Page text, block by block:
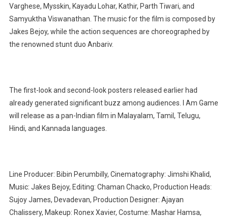
Varghese, Mysskin, Kayadu Lohar, Kathir, Parth Tiwari, and
Samyuktha Viswanathan. The music for the film is composed by
Jakes Bejoy, while the action sequences are choreographed by
the renowned stunt duo Anbariv.
The first-look and second-look posters released earlier had
already generated significant buzz among audiences. I Am Game
will release as a pan-Indian film in Malayalam, Tamil, Telugu,
Hindi, and Kannada languages.
Line Producer: Bibin Perumbilly, Cinematography: Jimshi Khalid,
Music: Jakes Bejoy, Editing: Chaman Chacko, Production Heads:
Sujoy James, Devadevan, Production Designer: Ajayan
Chalissery, Makeup: Ronex Xavier, Costume: Mashar Hamsa,